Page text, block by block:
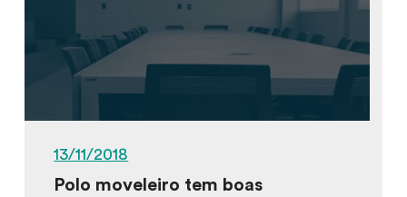
13/11/2018
Polo moveleiro tem boas